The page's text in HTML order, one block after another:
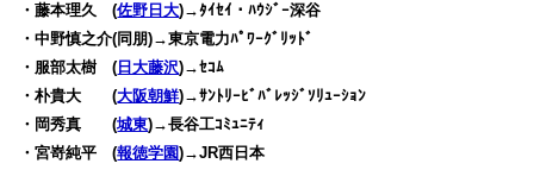
・藤本理久 (佐野日大)→ﾀｲｾｲ・ﾊｳｼﾞｰ深谷
・中野慎之介(同朋)→東京電力ﾊﾟﾜｰｸﾞﾘｯﾄﾞ
・服部太樹 ( 日大藤沢)→ｾｺﾑ
・朴貴大 (大阪朝鮮)→ｻﾝﾄﾘｰﾋﾞﾊﾞﾚｯｼﾞｿﾘｭｰｼｮﾝ
・岡秀真 (城東)→長谷工ｺﾐｭﾆﾃｨ
・宮嵜純平 (報徳学園)→JR西日本